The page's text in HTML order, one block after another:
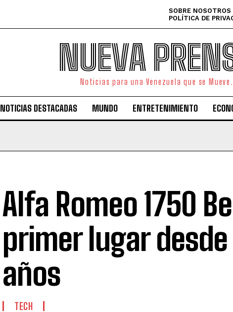
SOBRE NOSOTROS
POLÍTICA DE
NUEVA
Noticias para una Venezuela que se Mueve.
NOTICIAS DESTACADAS MUNDO ENTRETENIMIENTO
Alfa Romeo 1750
primer lugar
años
TECH